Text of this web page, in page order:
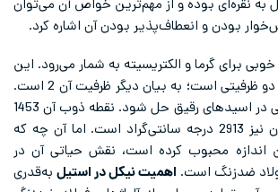
به نقره‌ای بوده و از مهم‌ترین خواص آن می‌توان
بودن و انعطاف‌پذیر بودن آن اشاره کرد.
برای گرما و الکتریسیته به شمار می‌رود. این
عنصر مهم، یک عنصر دو ظرفیتی است؛ به بیان دیگر ظرفیت آن 2 است.
نیکل می‌تواند به‌آرامی در اسیدهای رقیق حل شود. نقطه ذوب آن 1453
درجه و نقطه‌جوش آن نیز 2913 درجه سانتی‌گراد است. اما آن چه که
اندازه محبوب کرده است، نقش حیاتی آن در
ضدزنگ است. اهمیت نیکل در استیل به‌قدری